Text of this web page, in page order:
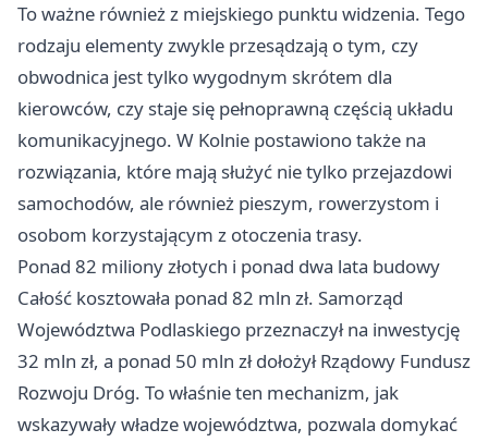
To ważne również z miejskiego punktu widzenia. Tego
rodzaju elementy zwykle przesądzają o tym, czy
obwodnica jest tylko wygodnym skrótem dla
kierowców, czy staje się pełnoprawną częścią układu
komunikacyjnego. W Kolnie postawiono także na
rozwiązania, które mają służyć nie tylko przejazdowi
samochodów, ale również pieszym, rowerzystom i
osobom korzystającym z otoczenia trasy.
Ponad 82 miliony złotych i ponad dwa lata budowy
Całość kosztowała ponad 82 mln zł. Samorząd
Województwa Podlaskiego przeznaczył na inwestycję
32 mln zł, a ponad 50 mln zł dołożył Rządowy Fundusz
Rozwoju Dróg. To właśnie ten mechanizm, jak
wskazywały władze województwa, pozwala domykać